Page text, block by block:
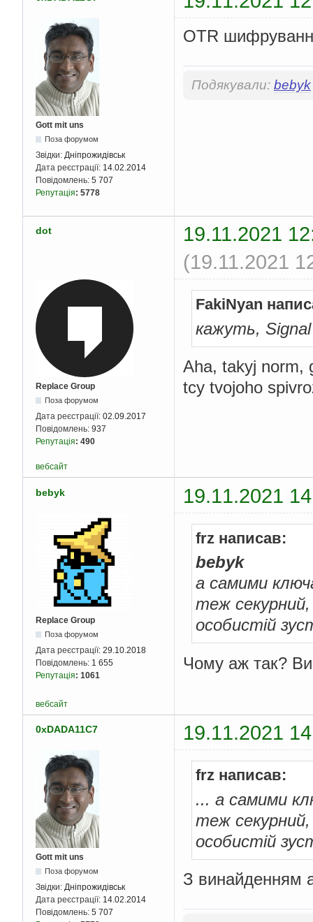
Gott mit uns
Поза форумом
Звідки: Дніпрожидівськ
Дата реєстрації: 14.02.2014
Повідомлень: 5 707
Репутація: 5778
OTR
Подякували: bebyk
dot
19.11.2021
(19.11.2021
Replace Group
Поза форумом
Дата реєстрації: 02.09.2017
Повідомлень: 937
Репутація: 490
FakiNyan
кажуть,
Aha, takyj norm,
tcy tvojoho
вебсайт
bebyk 19.11.2021
Replace Group
Поза форумом
Дата реєстрації: 29.10.2018
Повідомлень: 1 655
Репутація: 1061
frz написав:
bebyk
а самими
теж секурний,
особистій
Чому аж так?
вебсайт
0xDADA11C7 19.11.2021
Gott mit uns
Поза форумом
Звідки: Дніпрожидівськ
Дата реєстрації: 14.02.2014
Повідомлень: 5 707
frz написав:
... а самими
теж секурний,
особистій
З винайденням